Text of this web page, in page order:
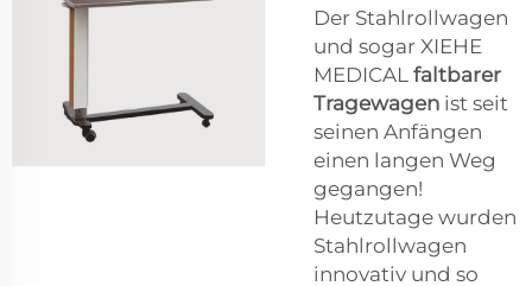
Der Stahlrollwagen
und sogar XIEHE
MEDICAL faltbarer
Tragewagen ist seit
seinen Anfängen
einen langen Weg
gegangen!
Heutzutage wurden
Stahlrollwagen
innovativ und so